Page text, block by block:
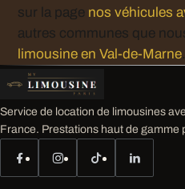
sur la page nos véhicules
autres communes que
limousine en Val-de-Marne.
Service de location de limousines
France. Prestations haut de gamme